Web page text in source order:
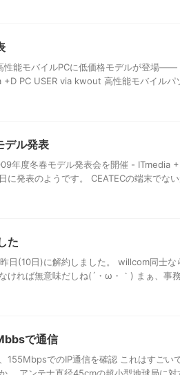
性能モバイルPCに低価格モデルが登場
+D PC USER via kwout 高性能モバイルパ
ル発表
年度冬春モデル発表会を開催 - ITmedia
に発表のようです。 CEATECの端末でな
た
日(10日)に解約しました。 willcom同士な
ければ無意味だしね(´・ω・｀) まぁ、事
で通信
155MbpsでのIP通信を確認 これはすごい
。 アンテナ直径45cmの超小型地球局に